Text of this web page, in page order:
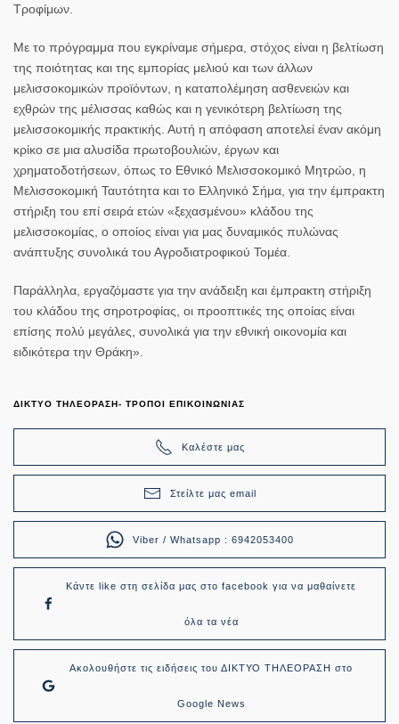
Τροφίμων.
Με το πρόγραμμα που εγκρίναμε σήμερα, στόχος είναι η βελτίωση
της ποιότητας και της εμπορίας μελιού και των άλλων
μελισσοκομικών προϊόντων, η καταπολέμηση ασθενειών και
εχθρών της μέλισσας καθώς και η γενικότερη βελτίωση της
μελισσοκομικής πρακτικής. Αυτή η απόφαση αποτελεί έναν ακόμη
κρίκο σε μια αλυσίδα πρωτοβουλιών, έργων και
χρηματοδοτήσεων, όπως το Εθνικό Μελισσοκομικό Μητρώο, η
Μελισσοκομική Ταυτότητα και το Ελληνικό Σήμα, για την έμπρακτη
στήριξη του επί σειρά ετών «ξεχασμένου» κλάδου της
μελισσοκομίας, ο οποίος είναι για μας δυναμικός πυλώνας
ανάπτυξης συνολικά του Αγροδιατροφικού Τομέα.
Παράλληλα, εργαζόμαστε για την ανάδειξη και έμπρακτη στήριξη
του κλάδου της σηροτροφίας, οι προοπτικές της οποίας είναι
επίσης πολύ μεγάλες, συνολικά για την εθνική οικονομία και
ειδικότερα την Θράκη».
ΔΙΚΤΥΟ ΤΗΛΕΟΡΑΣΗ- ΤΡΟΠΟΙ ΕΠΙΚΟΙΝΩΝΙΑΣ
Καλέστε μας
Στείλτε μας email
Viber / Whatsapp : 6942053400
Κάντε like στη σελίδα μας στο facebook για να μαθαίνετε
όλα τα νέα
Ακολουθήστε τις ειδήσεις του ΔΙΚΤΥΟ ΤΗΛΕΟΡΑΣΗ στο
Google News